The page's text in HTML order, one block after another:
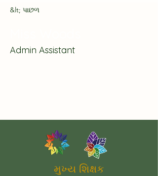
&lt; પાછળ
Admin Assistant
મુખ્ય શિક્ષક